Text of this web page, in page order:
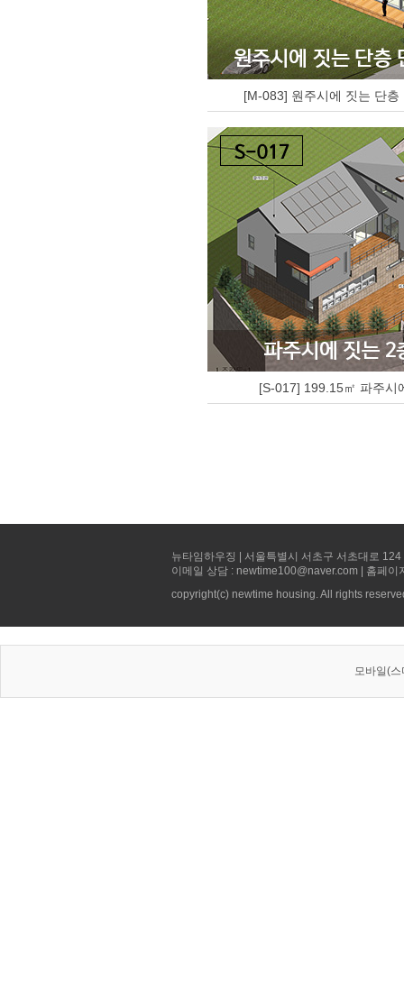
[M-083] 원주시에 짓는 단층
[S-017] 199.15㎡ 파주시
뉴타임하우징 | 서울특별시 서초구 서초대로
이메일 상담 : newtime100@naver.com | 홈페
copyright(c) newtime housing. All rights
모바일(